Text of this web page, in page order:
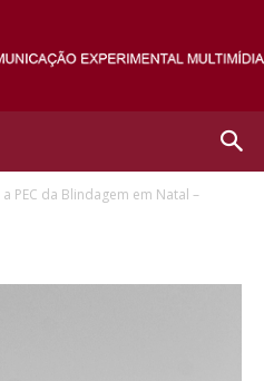
PEC da Blindagem em Natal –